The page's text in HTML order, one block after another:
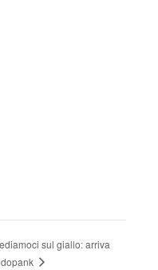
sul giallo: arriva